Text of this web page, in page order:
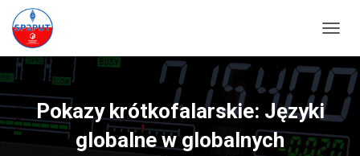
Pokazy krótkofalarskie: Języki
globalne w globalnych